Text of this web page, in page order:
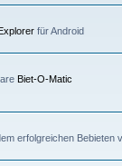
für Android
Biet-O-Matic
erfolgreichen Bebieten